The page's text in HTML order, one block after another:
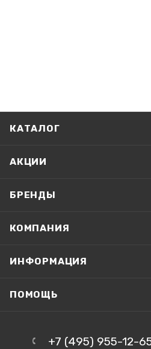
КАТАЛОГ
АКЦИИ
БРЕНДЫ
КОМПАНИЯ
ИНФОРМАЦИЯ
ПОМОЩЬ
+7 (495) 955-12-